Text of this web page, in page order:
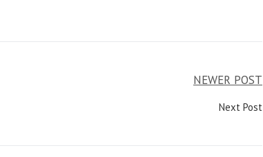
NEWER POST
Next Post